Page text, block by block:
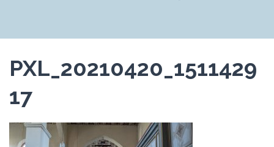
PXL_20210420_1511429
17